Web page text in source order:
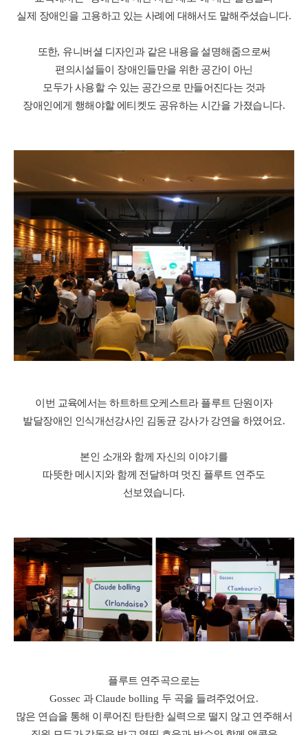
실제 장애인을 고용하고 있는 사례에 대해서도 말해주셨습니다.
또한, 유니버셜 디자인과 같은 내용을 설명해줌으로써
편의시설들이 장애인들만을 위한 공간이 아닌
모두가 사용할 수 있는 공간으로 만들어진다는 것과
장애인에게 행해야할 에티켓도 공유하는 시간을 가졌습니다.
이번 교육에서는 하트하트오케스트라 플루트 단원이자
발달장애인 인식개선강사인 김동균 강사가 강연을 하였어요.
본인 소개와 함께 자신의 이야기를
따뜻한 메시지와 함께 전달하며 멋진 플루트 연주도
선보였습니다.
플루트 연주곡으로는
Gossec과Claude bolling 두 곡을 들려주었어요.
많은 연습을 통해 이루어진 탄탄한 실력으로 떨지 않고 연주해서